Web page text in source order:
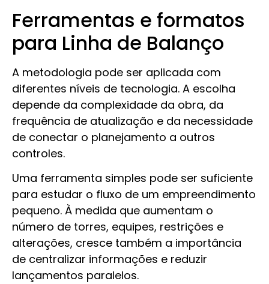
Ferramentas e formatos
para Linha de Balanço
A metodologia pode ser aplicada com
diferentes níveis de tecnologia. A escolha
depende da complexidade da obra, da
frequência de atualização e da necessidade
de conectar o planejamento a outros
controles.
Uma ferramenta simples pode ser suficiente
para estudar o fluxo de um empreendimento
pequeno. À medida que aumentam o
número de torres, equipes, restrições e
alterações, cresce também a importância
de centralizar informações e reduzir
lançamentos paralelos.